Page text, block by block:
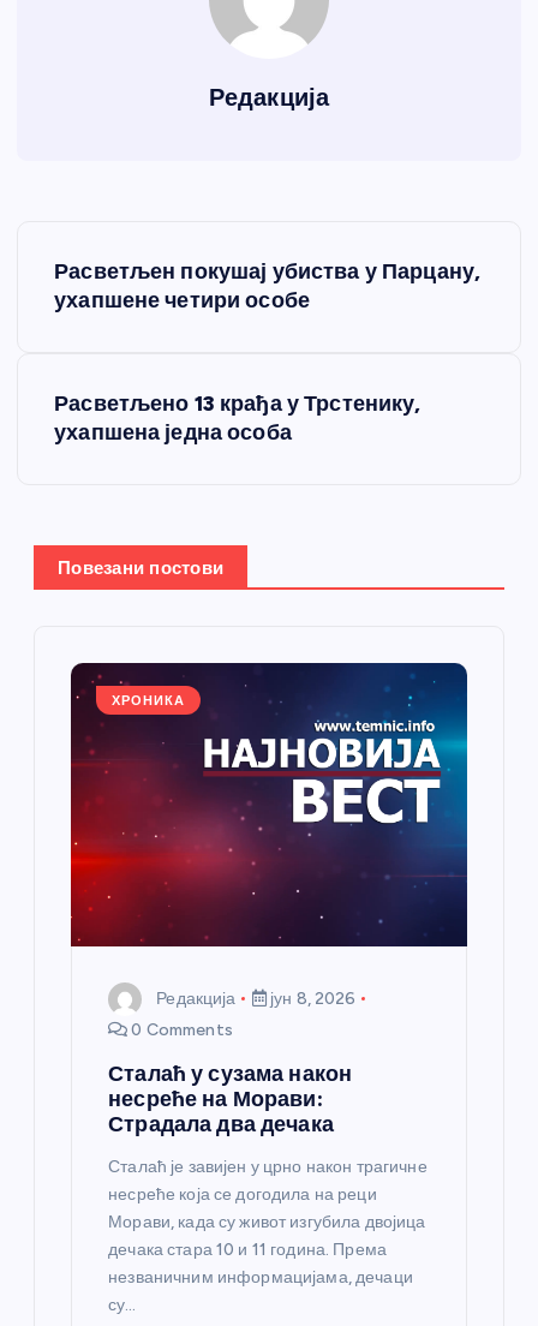
Редакција
њ
е
Расветљен покушај убиства у Парцану,
ухапшене четири особе
Расветљено 13 крађа у Трстенику,
ухапшена једна особа
Повезани постови
ХРОНИКА
Редакција
јун 8, 2026
0 Comments
Сталаћ у сузама након
несреће на Морави:
Страдала два дечака
Сталаћ је завијен у црно након трагичне
несреће која се догодила на реци
Морави, када су живот изгубила двојица
дечака стара 10 и 11 година. Према
незваничним информацијама, дечаци
су…